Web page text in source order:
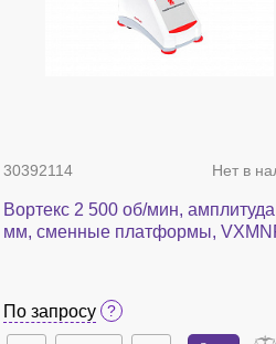
30392114 Нет в
Вортекс 2 500 об/мин,
мм, сменные платформы,
По запросу